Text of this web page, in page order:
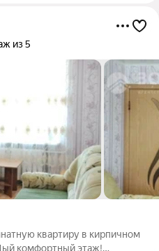
из 5
квартиру в кирпичном